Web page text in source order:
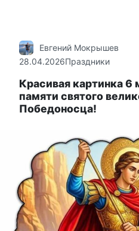
Евгений Мокрышев
28.04.2026Праздники
Красивая картинка
памяти святого
Победоносца!